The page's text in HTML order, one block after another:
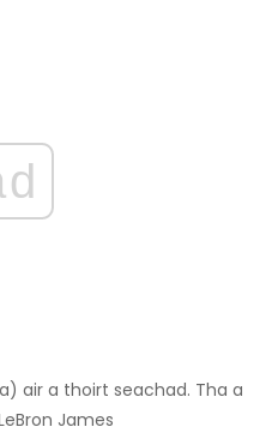
air a thoirt seachad. Tha a
James